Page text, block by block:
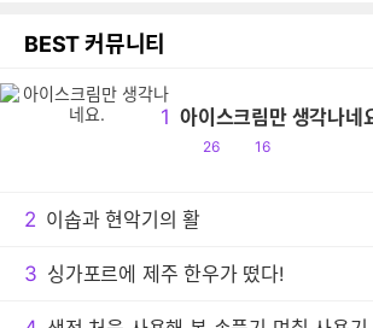
BEST 커뮤니티
1 아이스크림만 생각나네
공
26
댓
16
2 이솝과 현악기의 활
3 싱가포르에 제주 한우가 떴다!